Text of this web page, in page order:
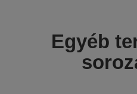
Egyéb